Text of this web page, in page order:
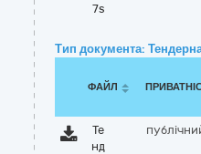
7s
Тип документа:
ФАЙЛ
Те
нд